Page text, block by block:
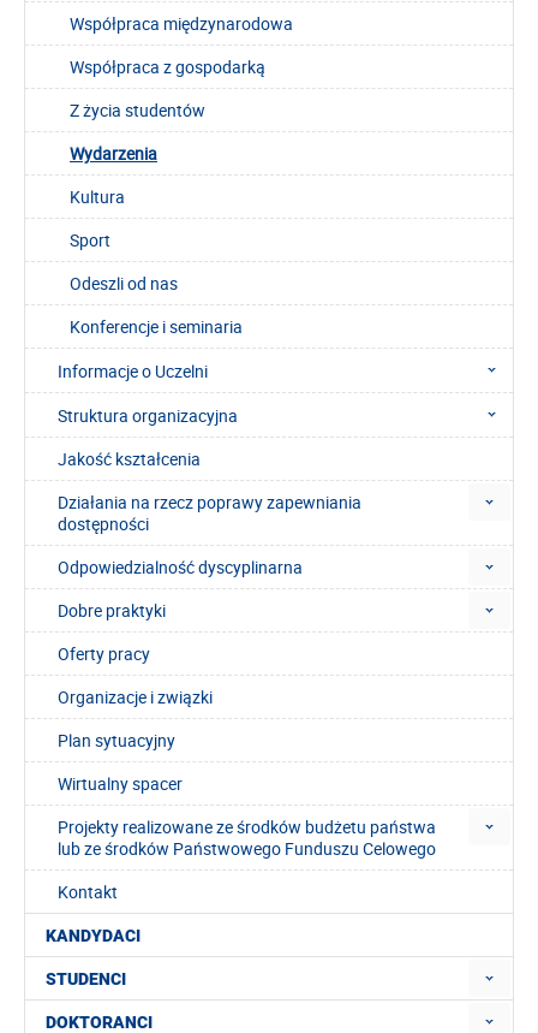
Współpraca międzynarodowa
Współpraca z gospodarką
Z życia studentów
Wydarzenia
Kultura
Sport
Odeszli od nas
Konferencje i seminaria
Informacje o Uczelni
Struktura organizacyjna
Jakość kształcenia
Działania na rzecz poprawy zapewniania
dostępności
Odpowiedzialność dyscyplinarna
Dobre praktyki
Oferty pracy
Organizacje i związki
Plan sytuacyjny
Wirtualny spacer
Projekty realizowane ze środków budżetu państwa
lub ze środków Państwowego Funduszu Celowego
Kontakt
KANDYDACI
STUDENCI
DOKTORANCI